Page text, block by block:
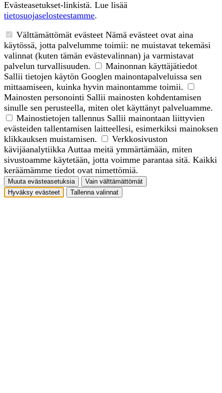
Evästeasetukset-linkistä. Lue lisää
tietosuojaselosteestamme.
Välttämättömät evästeet Nämä evästeet ovat aina
käytössä, jotta palvelumme toimii: ne muistavat tekemäsi
valinnat (kuten tämän evästevalinnan) ja varmistavat
palvelun turvallisuuden.
Mainonnan käyttäjätiedot
Sallii tietojen käytön Googlen mainontapalveluissa sen
mittaamiseen, kuinka hyvin mainontamme toimii.
Mainosten personointi Sallii mainosten kohdentamisen
sinulle sen perusteella, miten olet käyttänyt palveluamme.
Mainostietojen tallennus Sallii mainontaan liittyvien
evästeiden tallentamisen laitteellesi, esimerkiksi mainoksen
klikkauksen muistamisen.
Verkkosivuston
kävijäanalytiikka Auttaa meitä ymmärtämään, miten
sivustoamme käytetään, jotta voimme parantaa sitä. Kaikki
keräämämme tiedot ovat nimettömiä.
Muuta evästeasetuksia
Vain välttämättömät
Hyväksy evästeet
Tallenna valinnat